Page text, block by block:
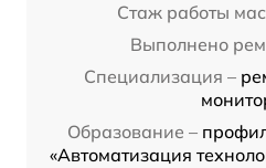
Стаж работы
Выполнено
Специализация –
Образование –
«Автоматизация